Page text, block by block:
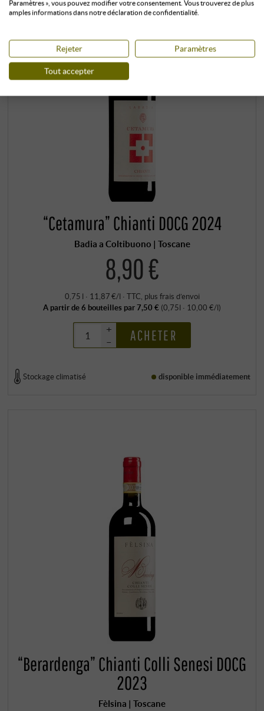
“Cetamura” Chianti DOCG 2024
Badia a Coltibuono | Toscane
8,90 €
0,75 l · 11,87 €/l · TTC, plus frais d’envoi
A partir de 6 bouteilles par 7,50 € (0,75l · 10,00 €/l)
+
–
ACHETER
Stockage climatisé disponible immédiatement
“Berardenga” Chianti Colli Senesi DOCG
2023
Fèlsina | Toscane
Paramètres », vous pouvez modifier votre consentement. Vous trouverez de plus
amples informations dans notre déclaration de confidentialité.
Rejeter Paramètres
Tout accepter